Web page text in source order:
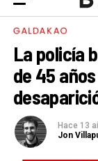
GALDAKAO
La policía
de 45
Hace 13
Jon